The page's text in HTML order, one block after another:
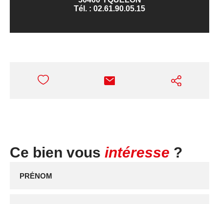
Tél. : 02.61.90.05.15
Ce bien vous intéresse ?